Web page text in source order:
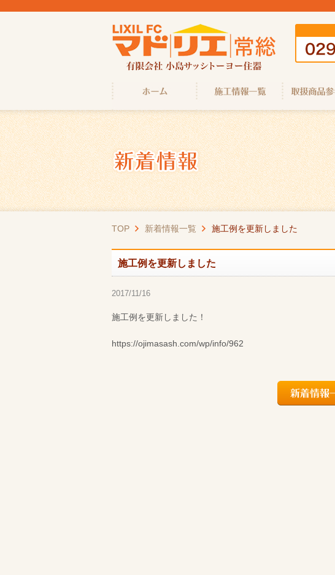
TOP 新着情報一覧 施工例を更新しました
施工例を更新しました
2017/11/16
施工例を更新しました！
https://ojimasash.com/wp/info/962